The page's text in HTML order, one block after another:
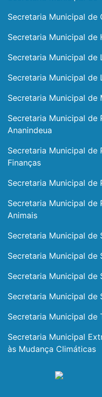
Secretaria Municipal de
Secretaria Municipal de
Secretaria Municipal de
Secretaria Municipal de
Secretaria Municipal de
Secretaria Municipal de
Ananindeua
Secretaria Municipal de
Finanças
Secretaria Municipal de
Secretaria Municipal de
Animais
Secretaria Municipal de
Secretaria Municipal de
Secretaria Municipal de
Secretaria Municipal de
Secretaria Municipal de
Secretaria Municipal
às Mudança Climáticas